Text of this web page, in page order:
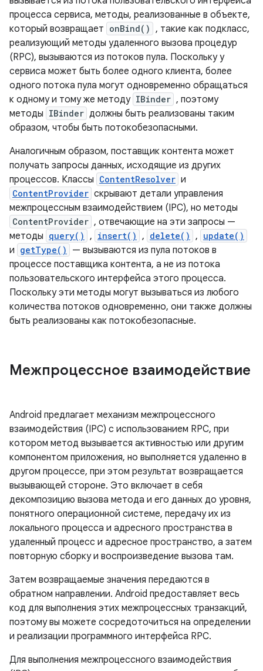
процесса сервиса, методы, реализованные в объекте,
который возвращает onBind() , такие как подкласс,
реализующий методы удаленного вызова процедур
(RPC), вызываются из потоков пула. Поскольку у
сервиса может быть более одного клиента, более
одного потока пула могут одновременно обращаться
к одному и тому же методу IBinder , поэтому
методы IBinder должны быть реализованы таким
образом, чтобы быть потокобезопасными.
Аналогичным образом, поставщик контента может
получать запросы данных, исходящие из других
процессов. Классы ContentResolver и
ContentProvider скрывают детали управления
межпроцессным взаимодействием (IPC), но методы
ContentProvider , отвечающие на эти запросы —
методы query() , insert() , delete() , update()
и getType()
— вызываются из пула потоков в
процессе поставщика контента, а не из потока
пользовательского интерфейса этого процесса.
Поскольку эти методы могут вызываться из любого
количества потоков одновременно, они также должны
быть реализованы как потокобезопасные.
Межпроцессное взаимодействие
Android предлагает механизм межпроцессного
взаимодействия (IPC) с использованием RPC, при
котором метод вызывается активностью или другим
компонентом приложения, но выполняется удаленно в
другом процессе, при этом результат возвращается
вызывающей стороне. Это включает в себя
декомпозицию вызова метода и его данных до уровня,
понятного операционной системе, передачу их из
локального процесса и адресного пространства в
удаленный процесс и адресное пространство, а затем
повторную сборку и воспроизведение вызова там.
Затем возвращаемые значения передаются в
обратном направлении. Android предоставляет весь
код для выполнения этих межпроцессных транзакций,
поэтому вы можете сосредоточиться на определении
и реализации программного интерфейса RPC.
Для выполнения межпроцессного взаимодействия